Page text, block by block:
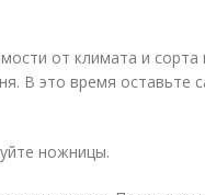
от климата и сорта
В это время оставьте
ножницы.